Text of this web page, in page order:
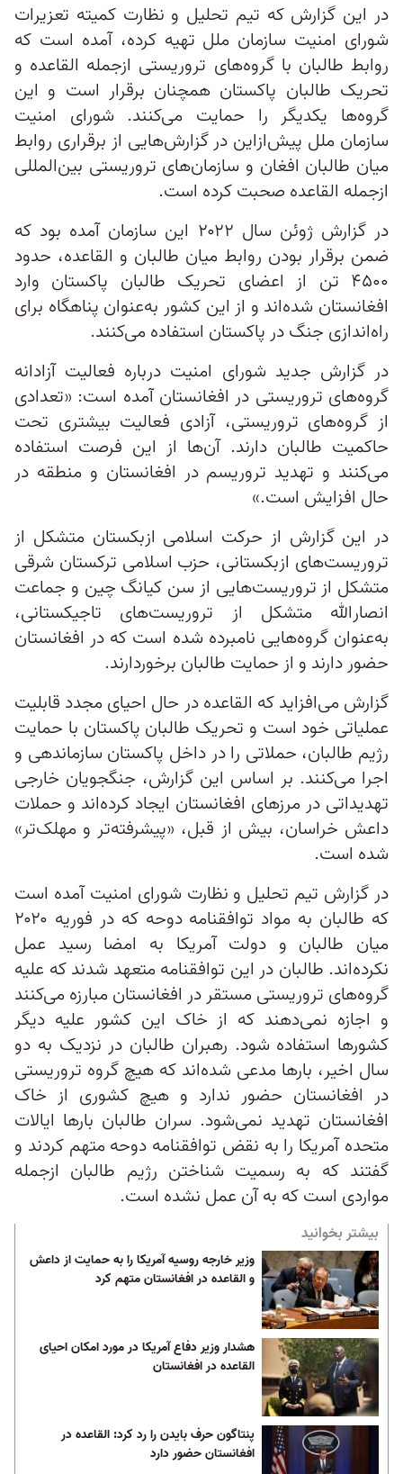
در این گزارش که تیم تحلیل و نظارت کمیته تعزیرات
شورای امنیت سازمان ملل تهیه کرده، آمده است که
روابط طالبان با گروه‌های تروریستی ازجمله القاعده و
تحریک طالبان پاکستان همچنان برقرار است و این
گروه‌ها یکدیگر را حمایت می‌کنند. شورای امنیت
سازمان ملل پیش‌ازاین در گزارش‌هایی از برقراری روابط
میان طالبان افغان و سازمان‌های تروریستی بین‌المللی
ازجمله القاعده صحبت کرده است.
در گزارش ژوئن سال ۲۰۲۲ این سازمان آمده بود که
ضمن برقرار بودن روابط میان طالبان و القاعده، حدود
۴۵۰۰ تن از اعضای تحریک طالبان پاکستان وارد
افغانستان شده‌اند و از این کشور به‌عنوان پناهگاه برای
راه‌اندازی جنگ در پاکستان استفاده می‌کنند.
در گزارش جدید شورای امنیت درباره فعالیت آزادانه
گروه‌های تروریستی در افغانستان آمده است: «تعدادی
از گروه‌های تروریستی، آزادی فعالیت بیشتری تحت
حاکمیت طالبان دارند. آن‌ها از این فرصت استفاده
می‌کنند و تهدید تروریسم در افغانستان و منطقه در
حال افزایش است.»
در این گزارش از حرکت اسلامی ازبکستان متشکل از
تروریست‌های ازبکستانی، حزب اسلامی ترکستان شرقی
متشکل از تروریست‌هایی از سن کیانگ چین و جماعت‌
انصار‌الله متشکل از تروریست‌های تاجیکستانی،
به‌عنوان گروه‌هایی نامبرده شده است که در افغانستان
حضور دارند و از حمایت طالبان برخوردارند.
گزارش می‌افزاید که القاعده در حال احیای مجدد قابلیت
عملیاتی خود است و تحریک طالبان پاکستان با حمایت
رژیم طالبان، حملاتی را در داخل پاکستان سازماندهی و
اجرا می‌کنند. بر اساس این گزارش، جنگجویان خارجی
تهدیداتی در مرزهای افغانستان ایجاد کرده‌اند و حملات
داعش خراسان، بیش از قبل، «پیشرفته‌تر و مهلک‌تر»
شده است.
در گزارش تیم تحلیل و نظارت شورای امنیت آمده است
که طالبان به مواد توافقنامه دوحه که در فوریه ۲۰۲۰
میان طالبان و دولت آمریکا به امضا رسید عمل
نکرده‌اند. طالبان در این توافقنامه متعهد شدند که علیه
گروه‌های تروریستی مستقر در افغانستان مبارزه می‌کنند
و اجازه نمی‌دهند که از خاک این کشور علیه دیگر
کشورها استفاده شود. رهبران طالبان در نزدیک به دو
سال اخیر، بارها مدعی شده‌اند که هیچ گروه تروریستی
در افغانستان حضور ندارد و هیچ کشوری از خاک
افغانستان تهدید نمی‌شود. سران طالبان بارها ایالات
متحده آمریکا را به نقض توافقنامه دوحه متهم کردند و
گفتند که به رسمیت شناختن رژیم طالبان ازجمله
مواردی است که به آن عمل نشده است.
بیشتر بخوانید
وزیر خارجه روسیه آمریکا را به حمایت از داعش
و القاعده در افغانستان متهم کرد
هشدار وزیر دفاع آمریکا در مورد امکان احیای
القاعده در افغانستان
پنتاگون حرف بایدن را رد کرد: القاعده در
افغانستان حضور دارد